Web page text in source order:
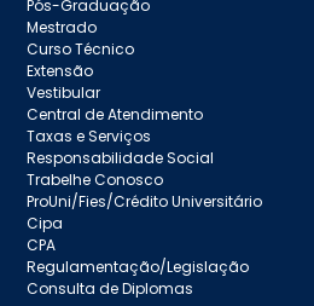
Pós-Graduação
Mestrado
Curso Técnico
Extensão
Vestibular
Central de Atendimento
Taxas e Serviços
Responsabilidade Social
Trabelhe Conosco
ProUni/Fies/Crédito Universitário
Cipa
CPA
Regulamentação/Legislação
Consulta de Diplomas